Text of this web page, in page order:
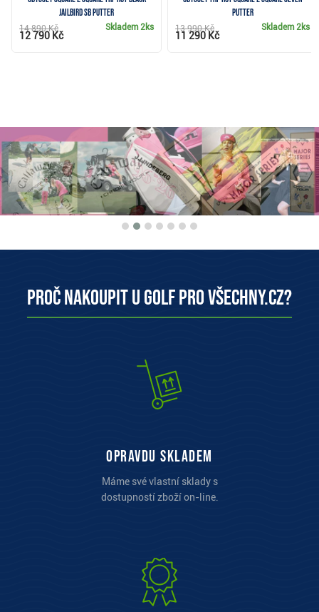
Jailbird SB putter
Skladem2ks
14 890 Kč
12 790 Kč
putter
Skladem2ks
13 990 Kč
11 290 Kč
Proč nakoupit u Golf pro všechny.cz?
opravdu skladem
Máme své vlastní sklady s
dostupností zboží on-line.